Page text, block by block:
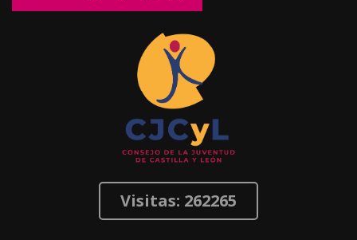
Visitas: 262265